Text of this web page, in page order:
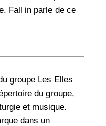
Fall in parle de ce
groupe Les Elles
du groupe,
et musique.
dans un